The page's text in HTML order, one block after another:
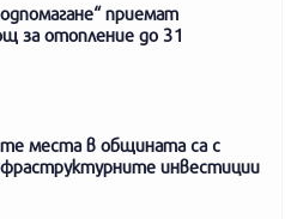
приемат
за отопление до 31
места в общината са с
инвестиции